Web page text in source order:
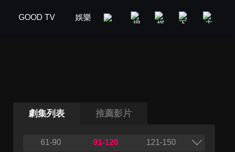
GOOD TV 娛樂 美食旅遊 新聞政論
劇集列表 推薦影片
61-90 91-120 121-150